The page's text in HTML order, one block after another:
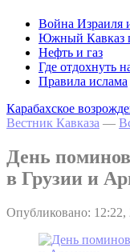
Война Израиля
Южный Кавказ
Нефть и газ
Где отдохнуть
Правила ислама
Карабахское
Вестник Кавказа —
День
в Грузии и
Опубликовано: